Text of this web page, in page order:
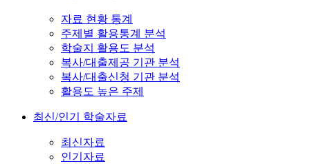
자료 현황 통계
주제별 활용통계 분석
학술지 활용도 분석
복사/대출제공 기관 분석
복사/대출신청 기관 분석
활용도 높은 주제
최신/인기 학술자료
최신자료
인기자료